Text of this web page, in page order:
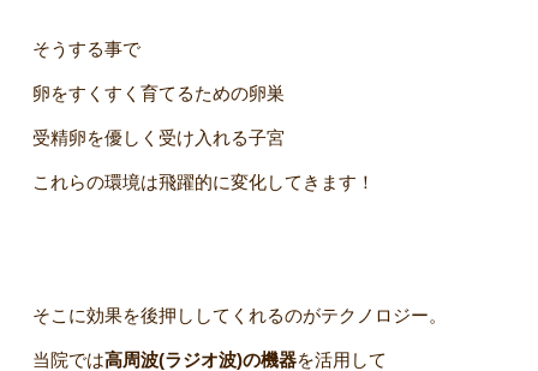
そうする事で
卵をすくすく育てるための卵巣
受精卵を優しく受け入れる子宮
これらの環境は飛躍的に変化してきます！
そこに効果を後押ししてくれるのがテクノロジー。
当院では高周波(ラジオ波)の機器を活用して